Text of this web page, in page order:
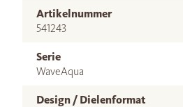
Artikelnummer
541243
Serie
WaveAqua
Design / Dielenformat